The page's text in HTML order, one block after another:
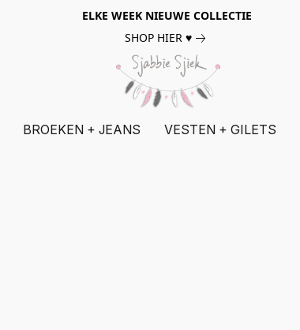
ELKE WEEK NIEUWE COLLECTIE
SHOP HIER ♥
BROEKEN + JEANS VESTEN + GILETS